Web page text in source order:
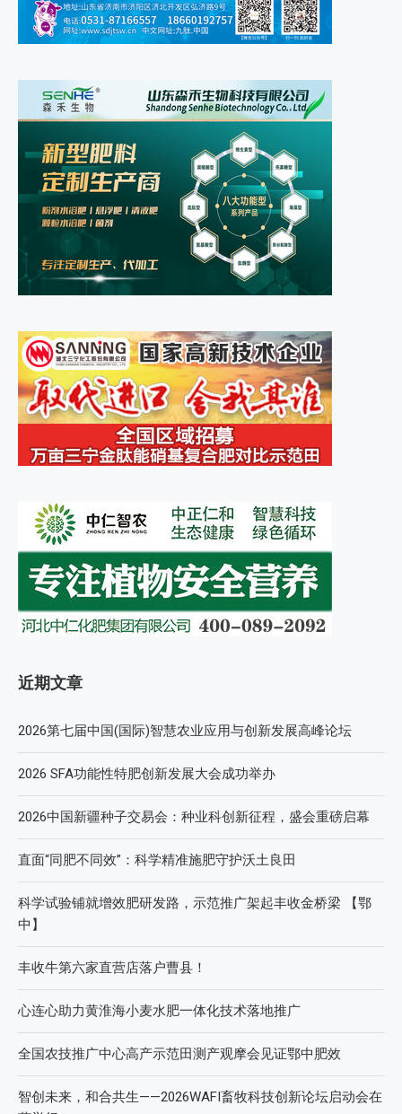
近期文章
2026第七届中国(国际)智慧农业应用与创新发展高峰论坛
2026 SFA功能性特肥创新发展大会成功举办
2026中国新疆种子交易会：种业科创新征程，盛会重磅启幕
直面“同肥不同效”：科学精准施肥守护沃土良田
科学试验铺就增效肥研发路，示范推广架起丰收金桥梁 【鄂
中】
丰收牛第六家直营店落户曹县！
心连心助力黄淮海小麦水肥一体化技术落地推广
全国农技推广中心高产示范田测产观摩会见证鄂中肥效
智创未来，和合共生——2026WAFI畜牧科技创新论坛启动会在